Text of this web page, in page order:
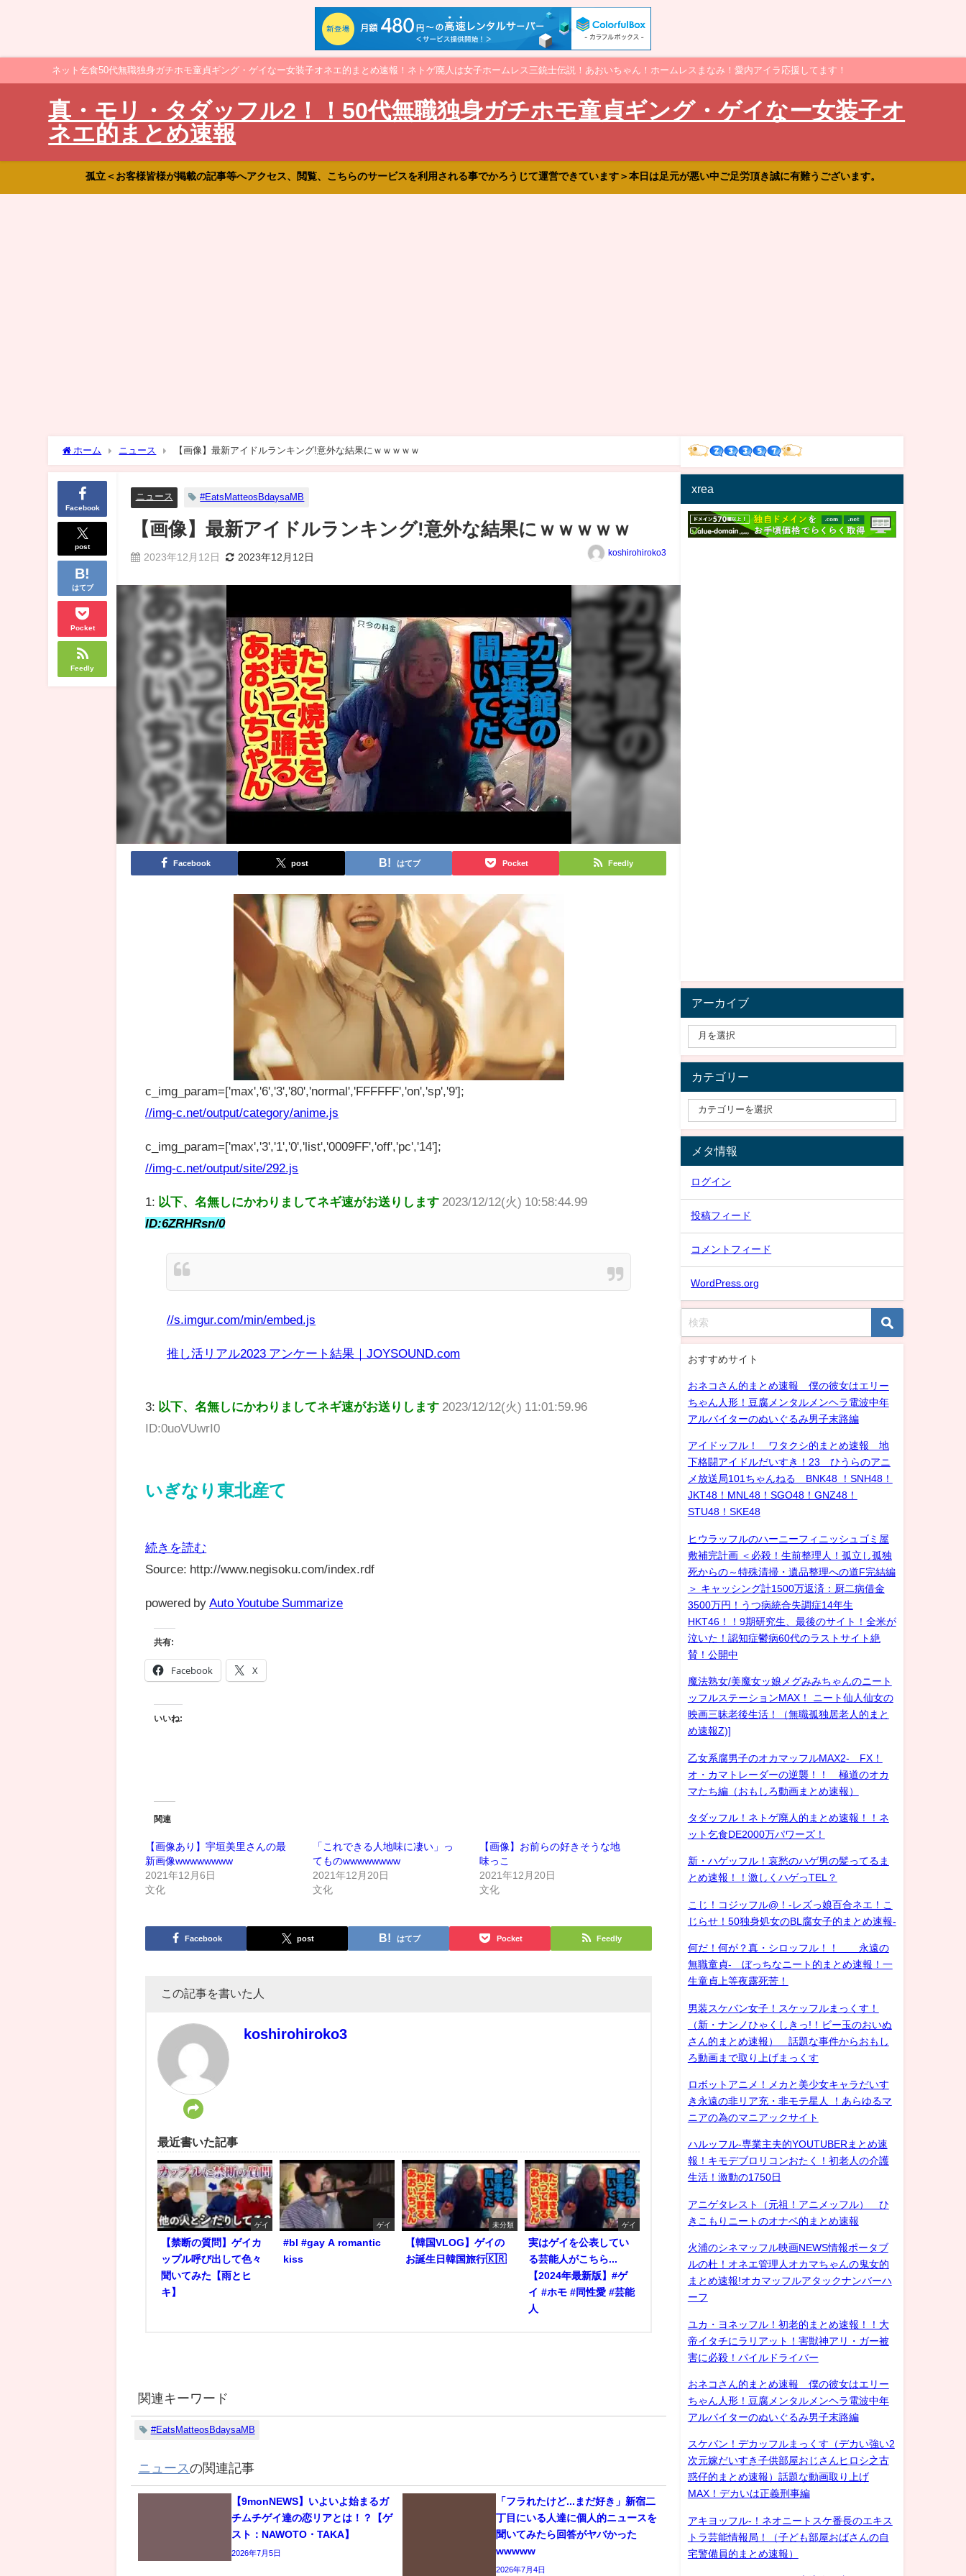
ネット乞食50代無職独身ガチホモ童貞ギング・ゲイなー女装子オネエ的まとめ速報！ネトゲ廃人は女子ホームレス三銃士伝説！あおいちゃん！ホームレスまなみ！愛内アイラ応援してます！
真・モリ・タダッフル2！！50代無職独身ガチホモ童貞ギング・ゲイなー女装子オ
ネエ的まとめ速報
孤立＜お客様皆様が掲載の記事等へアクセス、閲覧、こちらのサービスを利用される事でかろうじて運営できています＞本日は足元が悪い中ご足労頂き誠に有難うございます。
ホーム ニュース 【画像】最新アイドルランキング!意外な結果にｗｗｗｗｗ
Facebook
post
はてブ
Pocket
Feedly
ニュース #EatsMatteosBdaysaMB
【画像】最新アイドルランキング!意外な結果にｗｗｗｗｗ
2023年12月12日 2023年12月12日 koshirohiroko3
Facebook post はてブ Pocket Feedly
c_img_param=['max','6','3','80','normal','FFFFFF','on','sp','9'];
//img-c.net/output/category/anime.js
c_img_param=['max','3','1','0','list','0009FF','off','pc','14'];
//img-c.net/output/site/292.js
1: 以下、名無しにかわりましてネギ速がお送りします 2023/12/12(火) 10:58:44.99
ID:6ZRHRsn/0
//s.imgur.com/min/embed.js
推し活リアル2023 アンケート結果｜JOYSOUND.com
3: 以下、名無しにかわりましてネギ速がお送りします 2023/12/12(火) 11:01:59.96
ID:0uoVUwrI0
いぎなり東北産て
続きを読む
Source: http://www.negisoku.com/index.rdf
powered by Auto Youtube Summarize
共有:
Facebook X
いいね:
関連
【画像あり】宇垣美里さんの最
新画像wwwwwwww
2021年12月6日
文化
「これできる人地味に凄い」っ
てものwwwwwwww
2021年12月20日
文化
【画像】お前らの好きそうな地
味っこ
2021年12月20日
文化
Facebook post はてブ Pocket Feedly
この記事を書いた人
koshirohiroko3
最近書いた記事
ゲイ
【禁断の質問】ゲイカ
ップル呼び出して色々
聞いてみた【雨とヒ
キ】
ゲイ
#bl #gay A romantic
kiss
未分類
【韓国VLOG】ゲイの
お誕生日韓国旅行🇰🇷
ゲイ
実はゲイを公表してい
る芸能人がこちら...
【2024年最新版】#ゲ
イ #ホモ #同性愛 #芸能
人
関連キーワード
#EatsMatteosBdaysaMB
ニュースの関連記事
【9monNEWS】いよいよ始まるガ
チムチゲイ達の恋リアとは！？【ゲ
スト：NAWOTO・TAKA】
2026年7月5日
「フラれたけど...まだ好き」新宿二
丁目にいる人達に個人的ニュースを
聞いてみたら回答がヤバかった
wwwww
2026年7月4日
xrea
アーカイブ
カテゴリー
メタ情報
ログイン
投稿フィード
コメントフィード
WordPress.org
おすすめサイト
おネコさん的まとめ速報 僕の彼女はエリー
ちゃん人形！豆腐メンタルメンヘラ電波中年
アルバイターのぬいぐるみ男子末路編
アイドッフル！ ワタクシ的まとめ速報 地
下格闘アイドルだいすき！23 ひうらのアニ
メ放送局101ちゃんねる BNK48 ！SNH48！
JKT48！MNL48！SGO48！GNZ48！
STU48！SKE48
ヒウラッフルのハーニーフィニッシュゴミ屋
敷補完計画 ＜必殺！生前整理人！孤立し孤独
死からの～特殊清掃・遺品整理への道F完結編
＞ キャッシング計1500万返済：厨二病借金
3500万円！うつ病統合失調症14年生
HKT46！！9期研究生、最後のサイト！全米が
泣いた！認知症鬱病60代のラストサイト絶
賛！公開中
魔法熟女/美魔女ッ娘メグみみちゃんのニート
ッフルステーションMAX！ ニート仙人仙女の
映画三昧老後生活！（無職孤独居老人的まと
め速報Z)]
乙女系腐男子のオカマッフルMAX2- FX！
オ・カマトレーダーの逆襲！！ 極道のオカ
マたち編（おもしろ動画まとめ速報）
タダッフル！ネトゲ廃人的まとめ速報！！ネ
ット乞食DE2000万パワーズ！
新・ハゲッフル！哀愁のハゲ男の髪ってるま
とめ速報！！激しくハゲっTEL？
こじ！コジッフル@！-レズっ娘百合ネエ！こ
じらせ！50独身処女のBL腐女子的まとめ速報-
何だ！何が？真・シロッフル！！ 永遠の
無職童貞- ぼっちなニート的まとめ速報！一
生童貞上等夜露死苦！
男装スケバン女子！スケッフルまっくす！
（新・ナンノひゃくしきっ!！ビー玉のおいぬ
さん的まとめ速報） 話題な事件からおもし
ろ動画まで取り上げまっくす
ロボットアニメ！メカと美少女キャラだいす
き永遠の非リア充・非モテ星人 ！あらゆるマ
ニアの為のマニアックサイト
ハルッフル-専業主夫的YOUTUBERまとめ速
報！キモデブロリコンおたく！初老人の介護
生活！激動の1750日
アニゲタレスト（元祖！アニメッフル） ひ
きこもりニートのオナベ的まとめ速報
火浦のシネマッフル映画NEWS情報ポータブ
ルの杜！オネエ管理人オカマちゃんの鬼女的
まとめ速報!オカマッフルアタックナンバーハ
ーフ
ユカ・ヨネッフル！初老的まとめ速報！！大
帝イタチにラリアット！害獣神アリ・ガー被
害に必殺！パイルドライバー
おネコさん的まとめ速報 僕の彼女はエリー
ちゃん人形！豆腐メンタルメンヘラ電波中年
アルバイターのぬいぐるみ男子末路編
スケバン！デカッフルまっくす（デカい強い2
次元嫁だいすき子供部屋おじさんヒロシ之古
惑仔的まとめ速報）話題な動画取り上げ
MAX！デカいは正義刑事編
アキヨッフル-！ネオニートスケ番長のエキス
トラ芸能情報局！（子ども部屋おばさんの自
宅警備員的まとめ速報）